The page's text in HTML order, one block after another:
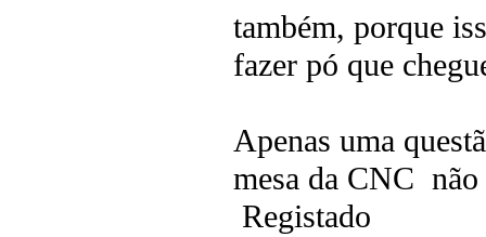
também, porque
fazer pó que
Apenas uma
mesa da CNC
Registado